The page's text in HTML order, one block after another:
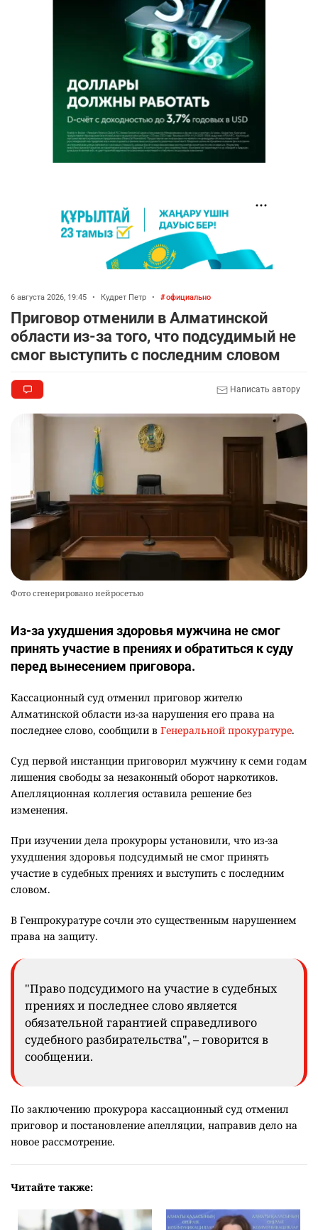
6 августа 2026, 19:45 • Кудрет Петр • официально
Приговор отменили в Алматинской
области из-за того, что подсудимый не
смог выступить с последним словом
Написать автору
Фото сгенерировано нейросетью
Из-за ухудшения здоровья мужчина не смог
принять участие в прениях и обратиться к суду
перед вынесением приговора.
Кассационный суд отменил приговор жителю
Алматинской области из-за нарушения его права на
последнее слово, сообщили в Генеральной прокуратуре.
Суд первой инстанции приговорил мужчину к семи годам
лишения свободы за незаконный оборот наркотиков.
Апелляционная коллегия оставила решение без
изменения.
При изучении дела прокуроры установили, что из-за
ухудшения здоровья подсудимый не смог принять
участие в судебных прениях и выступить с последним
словом.
В Генпрокуратуре сочли это существенным нарушением
права на защиту.
"Право подсудимого на участие в судебных
прениях и последнее слово является
обязательной гарантией справедливого
судебного разбирательства", – говорится в
сообщении.
По заключению прокурора кассационный суд отменил
приговор и постановление апелляции, направив дело на
новое рассмотрение.
Читайте также: